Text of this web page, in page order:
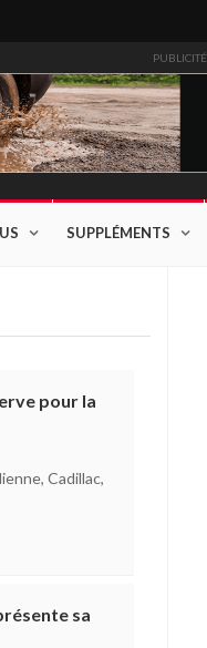
PUBLICITÉ
SUPPLÉMENTS
pour la
Cadillac,
sa